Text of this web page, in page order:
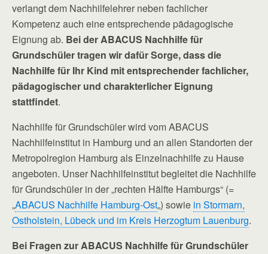
verlangt dem Nachhilfelehrer neben fachlicher
Kompetenz auch eine entsprechende pädagogische
Eignung ab. Bei der ABACUS Nachhilfe für
Grundschüler tragen wir dafür Sorge, dass die
Nachhilfe für Ihr Kind mit entsprechender fachlicher,
pädagogischer und charakterlicher Eignung
stattfindet.
Nachhilfe für Grundschüler wird vom ABACUS
Nachhilfeinstitut in Hamburg und an allen Standorten der
Metropolregion Hamburg als Einzelnachhilfe zu Hause
angeboten. Unser Nachhilfeinstitut begleitet die Nachhilfe
für Grundschüler in der „rechten Hälfte Hamburgs“ (=
„ABACUS Nachhilfe Hamburg-Ost„) sowie in Stormarn,
Ostholstein, Lübeck und im Kreis Herzogtum Lauenburg.
Bei Fragen zur ABACUS Nachhilfe für Grundschüler